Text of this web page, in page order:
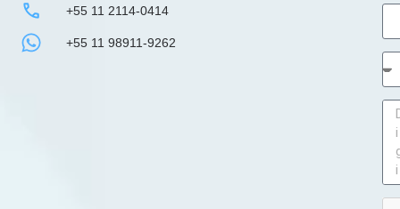
+55 11 2114-0414
+55 11 98911-9262